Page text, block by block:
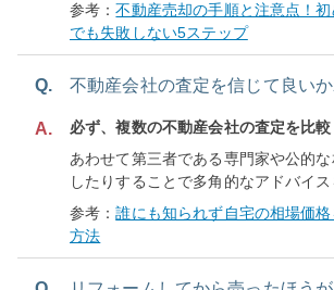
参考：不動産売却の手順と注意点！
でも失敗しない5ステップ
Q. 不動産会社の査定を信じて良い
A.
必ず、複数の不動産会社の査定を比較
あわせて第三者である専門家や公的
したりすることで多角的なアドバイス
参考：誰にも知られず自宅の相場価
方法